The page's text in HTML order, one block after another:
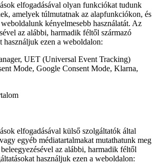
elfogadásával olyan funkciókat tudunk
amelyek túlmutatnak az alapfunkciókon, és
kényelmesebb használatát. Az
az alábbi, harmadik féltől származó
használjuk ezen a weboldalon:
UET (Universal Event Tracking)
Mode, Google Consent Mode, Klarna,
elfogadásával külső szolgáltatók által
egyéb médiatartalmakat mutathatunk meg
az alábbi, harmadik féltől
használjuk ezen a weboldalon: